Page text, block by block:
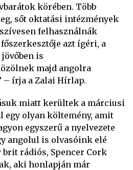
körében. Több
sőt oktatási intézmények
felhasználnák
azt ígéri, a
is
majd angolra
írja a Zalai Hírlap.
miatt kerültek a márciusi
egy olyan költemény, amit
egyszerű a nyelvezete
angolul is olvasóink elé
brit rádiós, Spencer Cork
aki honlapján már